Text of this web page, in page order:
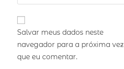
Salvar meus dados neste
navegador para a próxima vez
que eu comentar.